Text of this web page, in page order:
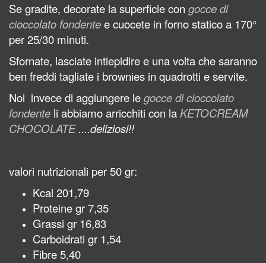
Se gradite, decorate la superficie con gocce di
cioccolato fondentee cuocete in forno statico a 170°
per 25/30 minuti.
Sfornate, lasciate intiepidire e una volta che saranno
ben freddi tagliate i brownies in quadrotti e servite.
Noi invece di aggiungere legocce di cioccolato
fondente li abbiamo arricchiti con la KETOCREAM
CHOCOLATE....deliziosi!!
valori nutrizionali per 50 gr:
Kcal 201,79
Proteine gr 7,35
Grassi gr 16,83
Carboidrati gr 1,54
Fibre 5,40